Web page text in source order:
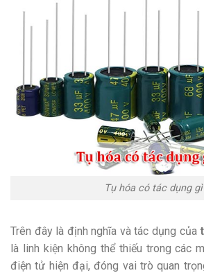
Tụ hóa có tác dụng
Trên đây là định nghĩa và tác dụng của
là linh kiện không thể thiếu trong các
điện tử hiện đại, đóng vai trò quan